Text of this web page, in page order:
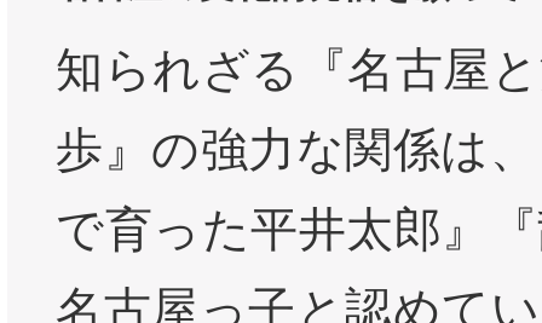
知られざる『名古屋
歩』の強力な関係は
で育った平井太郎』
名古屋っ子と認めて